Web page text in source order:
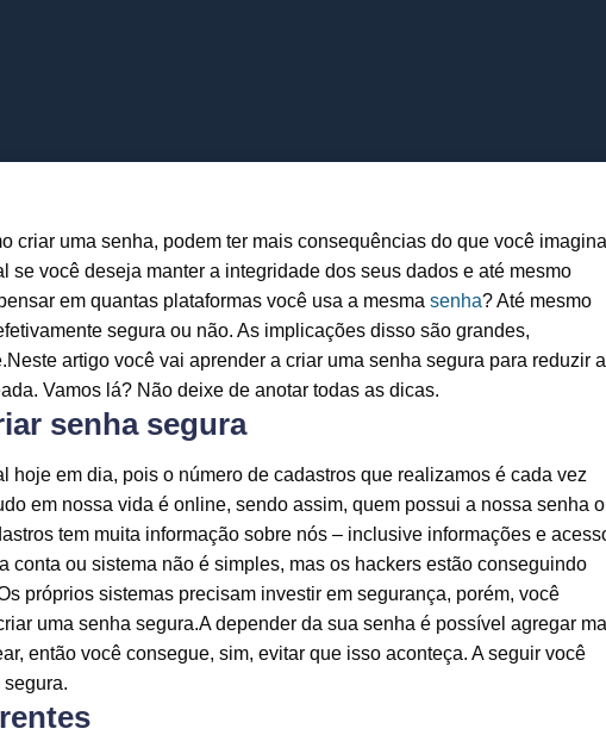
criar uma senha, podem ter mais consequências do que você
se você deseja manter a integridade dos seus dados e até mesmo
em quantas plataformas você usa a mesma senha? Até mesmo
segura ou não. As implicações disso são grandes,
artigo você vai aprender a criar uma senha segura para reduzir
Vamos lá? Não deixe de anotar todas as dicas.
senha segura
hoje em dia, pois o número de cadastros que realizamos é cada vez
em nossa vida é online, sendo assim, quem possui a nossa senha
tem muita informação sobre nós – inclusive informações e
conta ou sistema não é simples, mas os hackers estão conseguindo
próprios sistemas precisam investir em segurança, porém, você
uma senha segura.A depender da sua senha é possível agregar
então você consegue, sim, evitar que isso aconteça. A seguir você